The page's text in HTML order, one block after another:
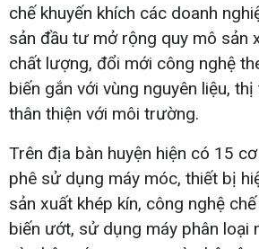
chế khuyến khích các doanh
sản đầu tư mở rộng quy mô sản
chất lượng, đổi mới công nghệ
biến gắn với vùng nguyên liệu,
thân thiện với môi trường.
Trên địa bàn huyện hiện có 15
phê sử dụng máy móc, thiết bị
sản xuất khép kín, công nghệ
biến ướt, sử dụng máy phân loại